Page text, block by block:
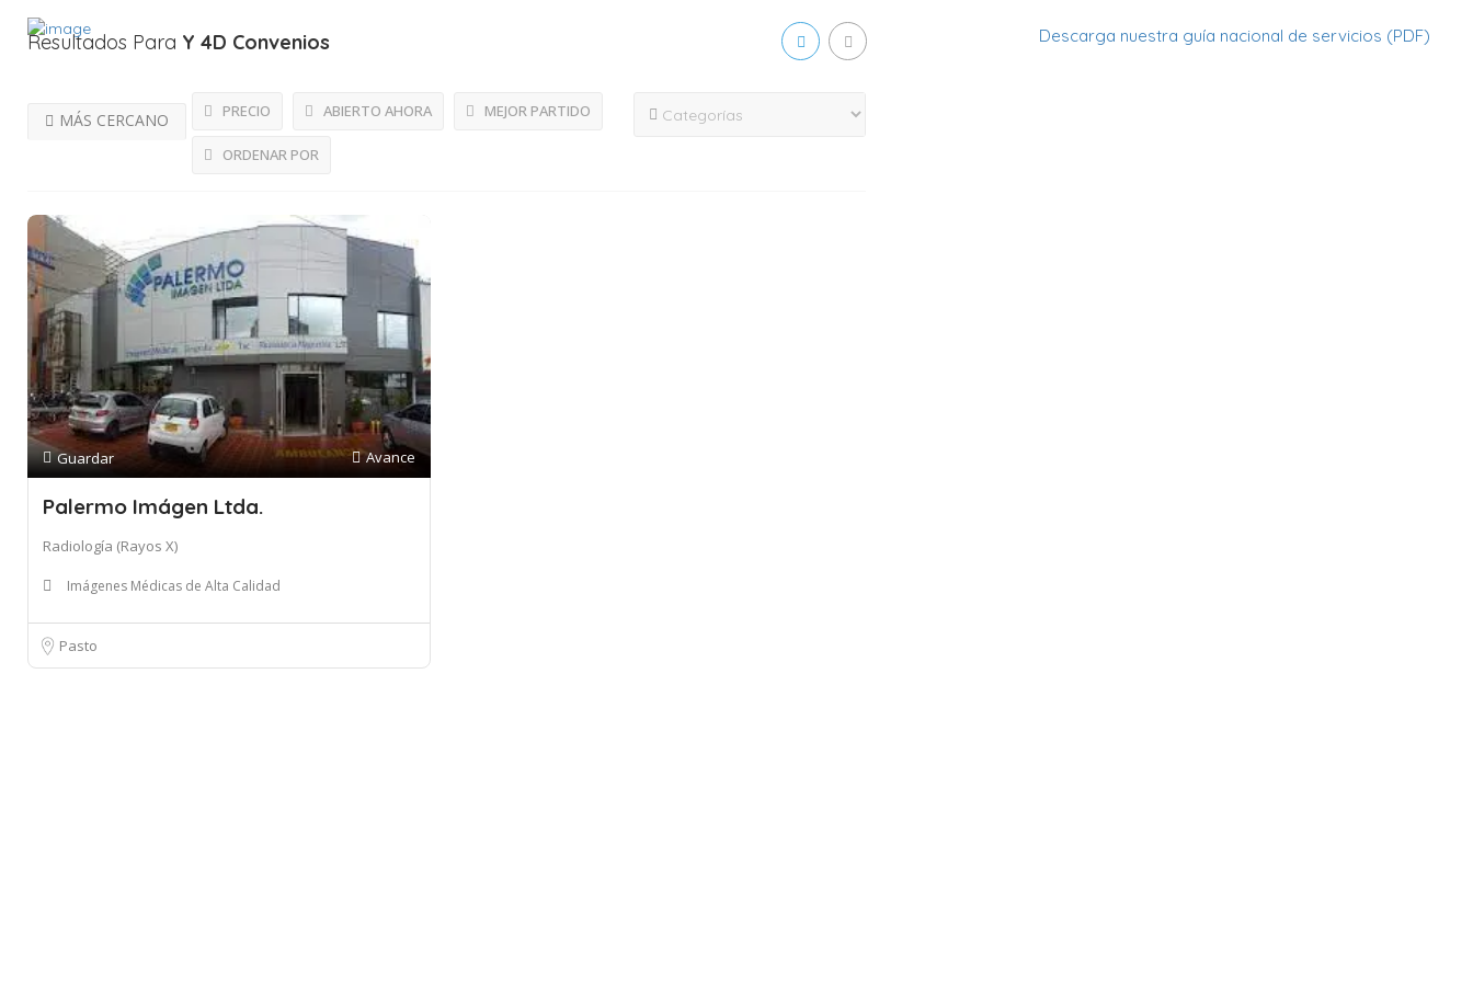
Descarga nuestra guía nacional de servicios (PDF)
Resultados Para Y 4D Convenios
PRECIO ABIERTO AHORA
MÁS CERCANO MEJOR PARTIDO
ORDENAR POR
Guardar Avance
Palermo Imágen Ltda.
Radiología (Rayos X)
Imágenes Médicas de Alta Calidad
Pasto